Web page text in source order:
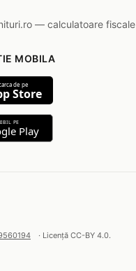
— calculatoare fiscale
MOBILA
de pe
Store
PE
Play
· Licență CC-BY 4.0.